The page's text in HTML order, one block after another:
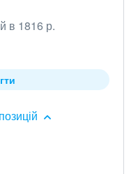
в 1816 р.